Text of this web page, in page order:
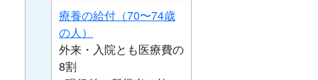
療養の給付（70〜74歳
の人）
外来・入院とも医療費の
8割